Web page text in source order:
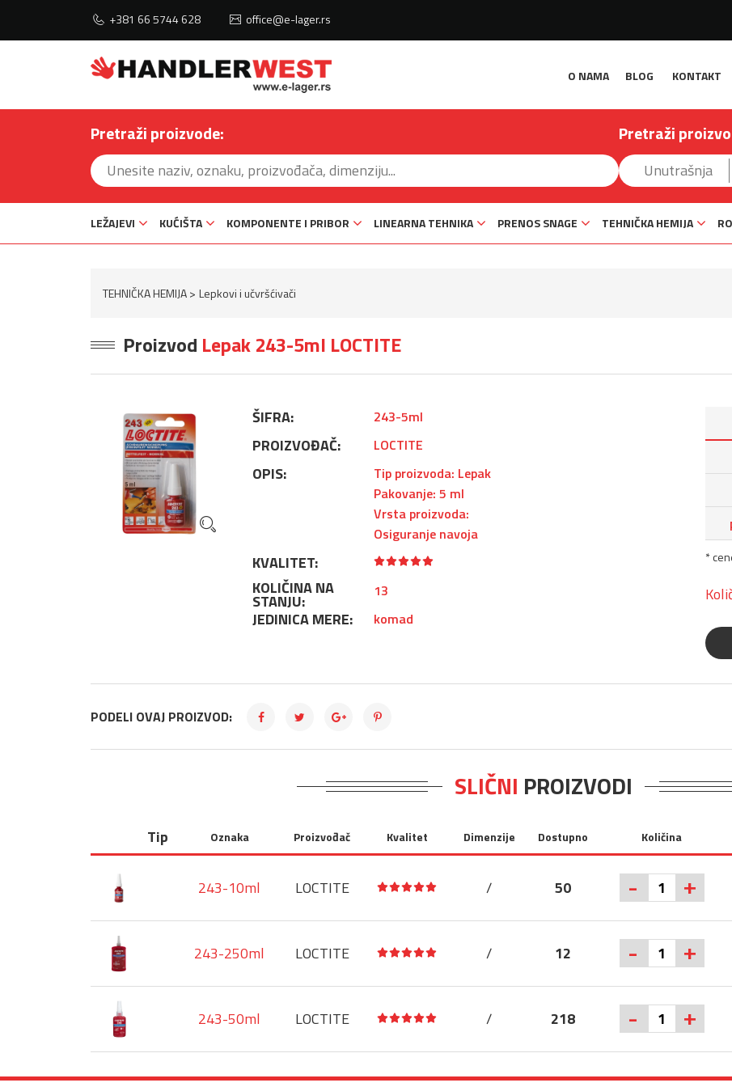
+381 66 5744 628 office@e-lager.rs
O NAMA BLOG KONTAKT
Pretraži proizvode: Pretraži
LEŽAJEVI KUĆIŠTA KOMPONENTE I PRIBOR LINEARNA TEHNIKA PRENOS SNAGE TEHNIČKA HEMIJA
TEHNIČKA HEMIJA Lepkovi i učvršćivači
Proizvod Lepak 243-5ml LOCTITE
ŠIFRA: 243-5ml
PROIZVOĐAČ: LOCTITE
OPIS:
Tip proizvoda: Lepak
Pakovanje: 5 ml
Vrsta proizvoda:
Osiguranje navoja
KVALITET:
KOLIČINA NA
STANJU: 13
JEDINICA MERE: komad
*
PODELI OVAJ PROIZVOD:
SLIČNI PROIZVODI
Tip Oznaka Proizvođač Kvalitet Dimenzije Dostupno Količina
243-10ml LOCTITE / 50 - +
243-250ml LOCTITE / 12 - +
243-50ml LOCTITE / 218 - +